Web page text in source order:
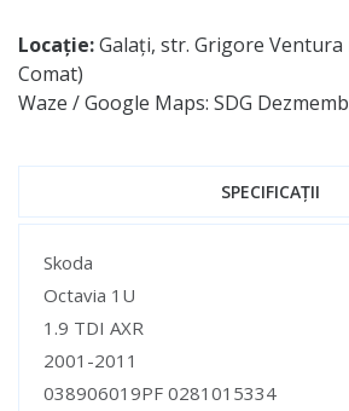
Locație:Galați, str. Grigore Ventura
Comat)
Waze / Google Maps: SDG
SPECIFICAȚII
Specificații
Skoda
Octavia 1U
1.9 TDI AXR
2001-2011
038906019PF 0281015334